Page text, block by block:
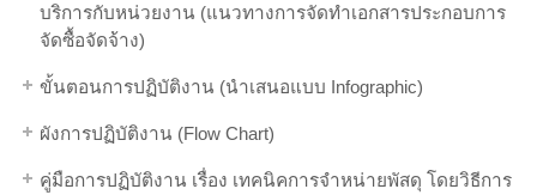
บริการกับหน่วยงาน (แนวทางการจัดทำเอกสารประกอบการ
จัดซื้อจัดจ้าง)
ขั้นตอนการปฏิบัติงาน (นำเสนอแบบ Infographic)
ผังการปฏิบัติงาน (Flow Chart)
คู่มือการปฏิบัติงาน เรื่อง เทคนิคการจำหน่ายพัสดุ โดยวิธีการ